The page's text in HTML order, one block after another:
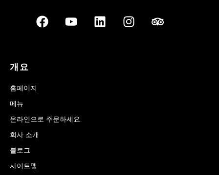
개요
홈페이지
메뉴
온라인으로 주문하세요.
회사 소개
블로그
사이트맵